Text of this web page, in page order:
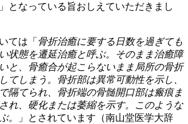
となっている旨おしえていただきまし
ては「 骨折治癒に要する日数を過ぎても
状態を遷延治癒と呼ぶ。そのまま治癒障
と、骨癒合が起こらないまま局所の骨折
てしまう。骨折部は異常可動性を示し、
隔てられ、骨折端の骨髄開口部は瘢痕ま
れ、硬化または萎縮を示す。このような
。
」とされています（南山堂医学大辞